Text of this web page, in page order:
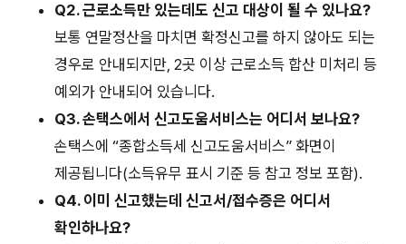
Q2. 근로소득만 있는데도 신고 대상이 될 수 있나요?
보통 연말정산을 마치면 확정신고를 하지 않아도 되는
경우로 안내되지만, 2곳 이상 근로소득 합산 미처리 등
예외가 안내되어 있습니다.
Q3. 손택스에서 신고도움서비스는 어디서 보나요?
손택스에 “종합소득세 신고도움서비스” 화면이
제공됩니다(소득유무 표시 기준 등 참고 정보 포함).
Q4. 이미 신고했는데 신고서/접수증은 어디서
확인하나요?